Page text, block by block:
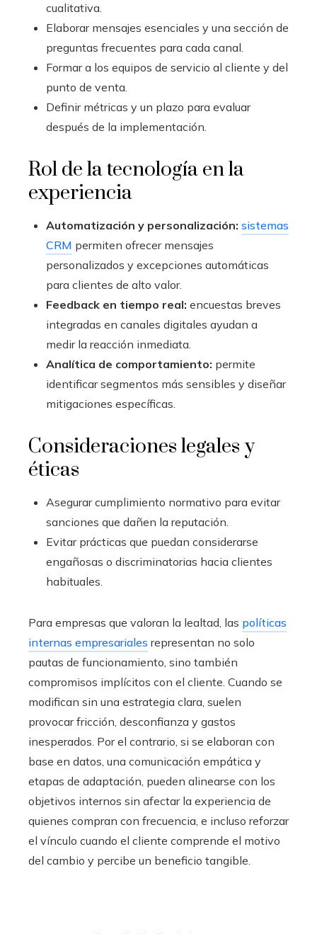
cualitativa.
Elaborar mensajes esenciales y una sección de
preguntas frecuentes para cada canal.
Formar a los equipos de servicio al cliente y del
punto de venta.
Definir métricas y un plazo para evaluar
después de la implementación.
Rol de la tecnología en la
experiencia
Automatización y personalización: sistemas
CRM permiten ofrecer mensajes
personalizados y excepciones automáticas
para clientes de alto valor.
Feedback en tiempo real: encuestas breves
integradas en canales digitales ayudan a
medir la reacción inmediata.
Analítica de comportamiento: permite
identificar segmentos más sensibles y diseñar
mitigaciones específicas.
Consideraciones legales y
éticas
Asegurar cumplimiento normativo para evitar
sanciones que dañen la reputación.
Evitar prácticas que puedan considerarse
engañosas o discriminatorias hacia clientes
habituales.
Para empresas que valoran la lealtad, las políticas
internas empresariales representan no solo
pautas de funcionamiento, sino también
compromisos implícitos con el cliente. Cuando se
modifican sin una estrategia clara, suelen
provocar fricción, desconfianza y gastos
inesperados. Por el contrario, si se elaboran con
base en datos, una comunicación empática y
etapas de adaptación, pueden alinearse con los
objetivos internos sin afectar la experiencia de
quienes compran con frecuencia, e incluso reforzar
el vínculo cuando el cliente comprende el motivo
del cambio y percibe un beneficio tangible.